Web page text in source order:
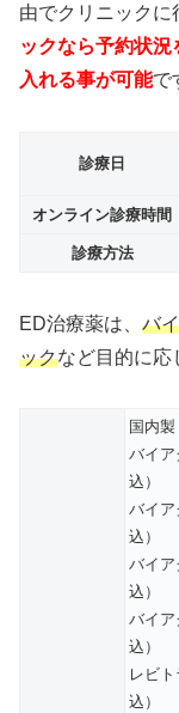
由でクリニックに
ックなら予約状
入れる事が可能で
診療日
オンライン診療時間
診療方法
ED治療薬は、 バ
ックなど目的に応
国内製
バイア
込）
バイア
込）
バイア
込）
バイア
込）
レビ
込）